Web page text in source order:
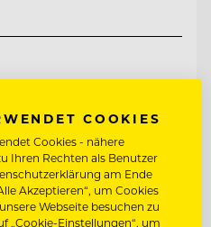
COOKIES
Cookies - nähere
Ihren Rechten als Benutzer
am Ende
Akzeptieren“, um Cookies
Webseite besuchen zu
„Cookie-Einstellungen“, um